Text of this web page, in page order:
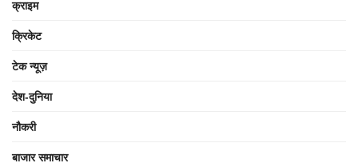
क्राइम
क्रिकेट
टेक न्यूज़
देश-दुनिया
नौकरी
बाजार समाचार